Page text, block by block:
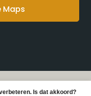
Maps
-
Webshop laten
Is dat akkoord?